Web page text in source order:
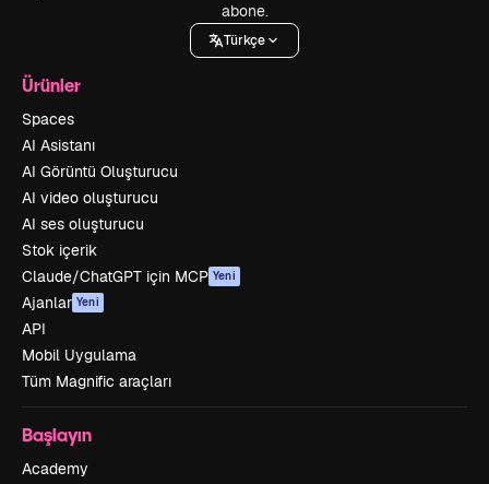
abone.
Türkçe
Ürünler
Spaces
AI Asistanı
AI Görüntü Oluşturucu
AI video oluşturucu
AI ses oluşturucu
Stok içerik
Claude/ChatGPT için MCP Yeni
Ajanlar Yeni
API
Mobil Uygulama
Tüm Magnific araçları
Başlayın
Academy